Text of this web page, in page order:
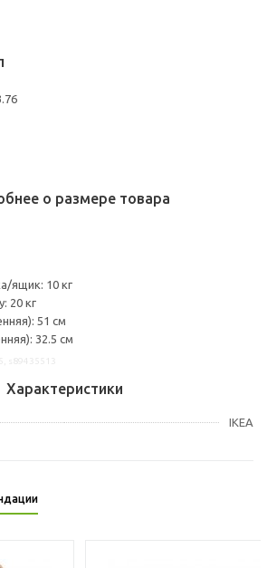
о размере товара
ящик: 10 кг
20 кг
51 см
32.5 см
Характеристики
IKEA